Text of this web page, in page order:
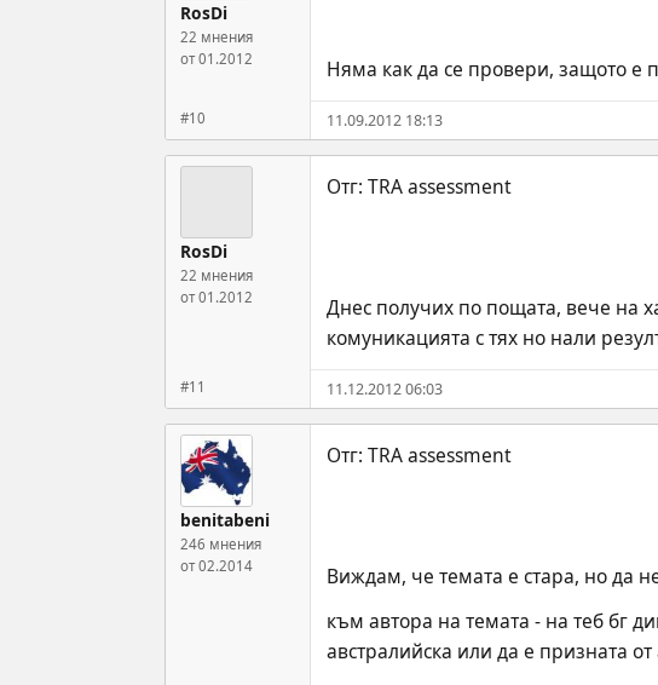
RosDi
22 мнения
от 01.2012
#10
Няма как да се провери, защото е
11.09.2012 18:13
RosDi
22 мнения
от 01.2012
#11
Днес получих по пощата, вече на
комуникацията с тях но нали
11.12.2012 06:03
benitabeni
246 мнения
от 02.2014
Виждам, че темата е стара, но да
към автора на темата - на теб бг
австралийска или да е призната от